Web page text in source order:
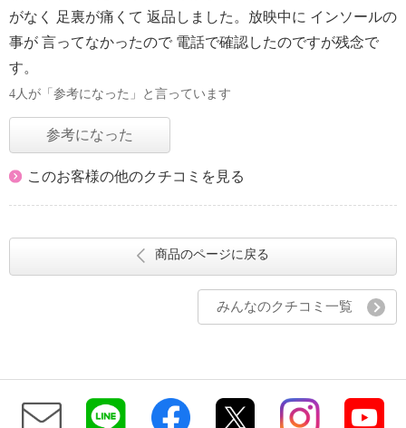
がなく 足裏が痛くて 返品しました。放映中に インソールの
事が 言ってなかったので 電話で確認したのですが残念で
す。
4人が「参考になった」と言っています
参考になった
このお客様の他のクチコミを見る
商品のページに戻る
みんなのクチコミ一覧